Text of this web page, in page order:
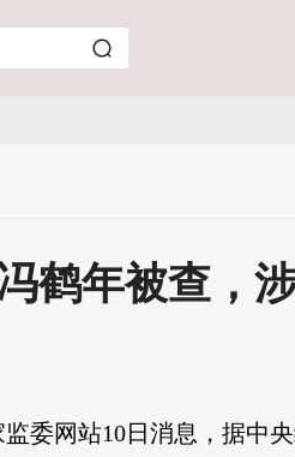
鹤年被查，
委网站10日消息，据中